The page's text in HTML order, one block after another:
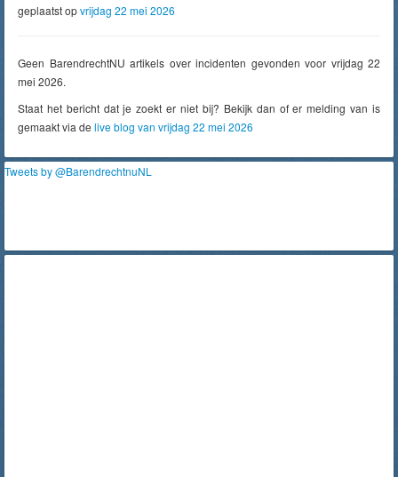
geplaatst opvrijdag 22 mei 2026
Geen BarendrechtNU artikels over incidenten gevonden voor vrijdag 22
mei 2026.
Staat het bericht dat je zoekt er niet bij? Bekijk dan of er melding van is
gemaakt via de live blog van vrijdag 22 mei 2026
Tweets by @BarendrechtnuNL